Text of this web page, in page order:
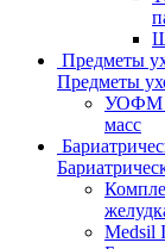
Предметы
Предметы
УОФМ –
масс
Medsil